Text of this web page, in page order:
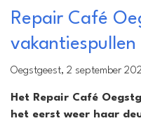
Repair Café
vakantiespullen
Oegstgeest, 2 september
Het Repair Café
het eerst weer haar